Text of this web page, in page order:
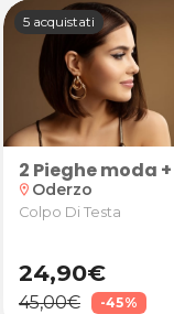
anticellulite e
5 acquistati
2 Pieghe moda
location_on Oderzo
Colpo Di Testa
24,90€
45,00€ -45%